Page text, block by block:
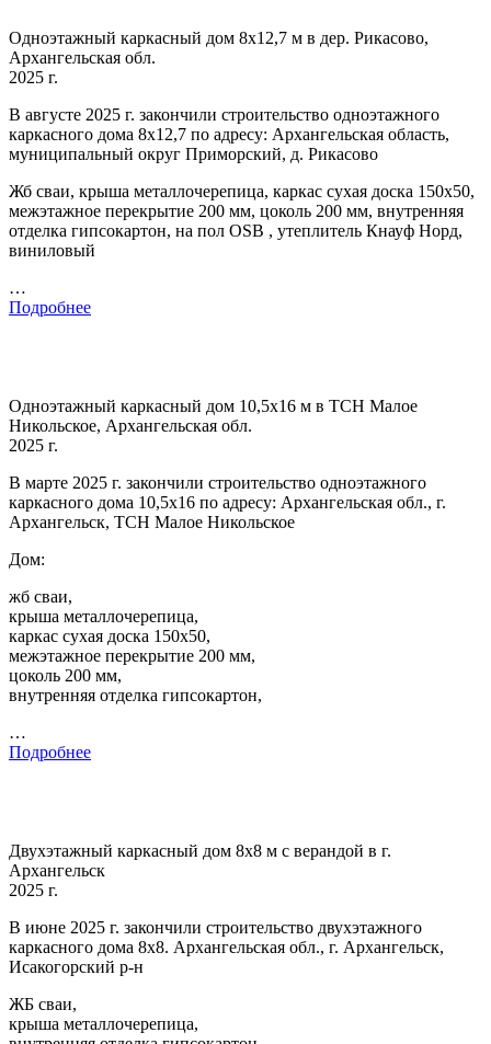
Одноэтажный каркасный дом 8х12,7 м в дер. Рикасово,
Архангельская обл.
2025 г.
В августе 2025 г. закончили строительство одноэтажного
каркасного дома 8х12,7 по адресу: Архангельская область,
муниципальный округ Приморский, д. Рикасово
Жб сваи, крыша металлочерепица, каркас сухая доска 150х50,
межэтажное перекрытие 200 мм, цоколь 200 мм, внутренняя
отделка гипсокартон, на пол OSB , утеплитель Кнауф Норд,
виниловый
…
Подробнее
Одноэтажный каркасный дом 10,5х16 м в ТСН Малое
Никольское, Архангельская обл.
2025 г.
В марте 2025 г. закончили строительство одноэтажного
каркасного дома 10,5х16 по адресу: Архангельская обл., г.
Архангельск, ТСН Малое Никольское
Дом:
жб сваи,
крыша металлочерепица,
каркас сухая доска 150х50,
межэтажное перекрытие 200 мм,
цоколь 200 мм,
внутренняя отделка гипсокартон,
…
Подробнее
Двухэтажный каркасный дом 8х8 м с верандой в г.
Архангельск
2025 г.
В июне 2025 г. закончили строительство двухэтажного
каркасного дома 8х8. Архангельская обл., г. Архангельск,
Исакогорский р-н
ЖБ сваи,
крыша металлочерепица,